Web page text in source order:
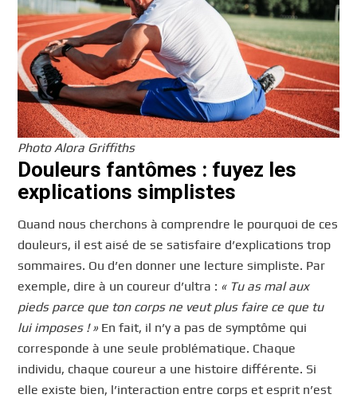
Photo Alora Griffiths
Douleurs fantômes : fuyez les
explications simplistes
Quand nous cherchons à comprendre le pourquoi de ces
douleurs, il est aisé de se satisfaire d’explications trop
sommaires. Ou d’en donner une lecture simpliste. Par
exemple, dire à un coureur d’ultra : « Tu as mal aux
pieds parce que ton corps ne veut plus faire ce que tu
lui imposes ! » En fait, il n’y a pas de symptôme qui
corresponde à une seule problématique. Chaque
individu, chaque coureur a une histoire différente. Si
elle existe bien, l’interaction entre corps et esprit n’est